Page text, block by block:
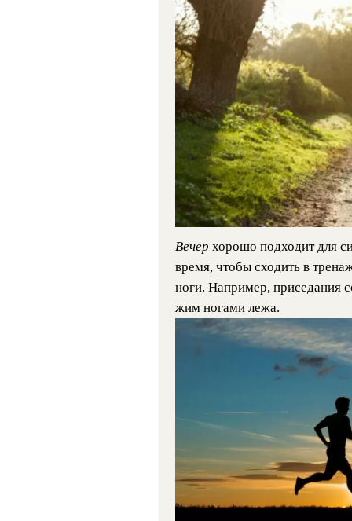
Вечер хорошо подходит для
время, чтобы сходить в
ноги. Например, приседания
жим ногами лежа.